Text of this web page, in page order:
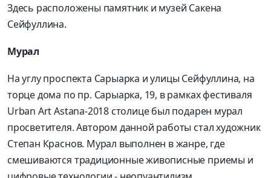
Здесь расположены памятник и музей Сакена
Сейфуллина.
Мурал
На углу проспекта Сарыарка и улицы Сейфуллина, на
торце дома по пр. Сарыарка, 19, в рамках фестиваля
Urban Art Astana-2018 столице был подарен мурал
просветителя. Автором данной работы стал художник
Степан Краснов. Мурал выполнен в жанре, где
смешиваются традиционные живописные приемы и